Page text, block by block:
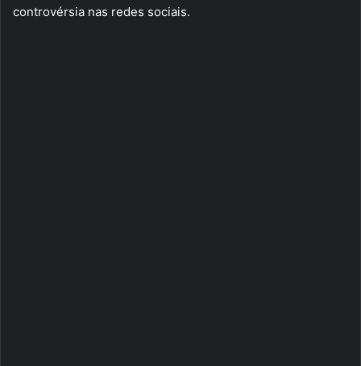
controvérsia nas redes sociais.